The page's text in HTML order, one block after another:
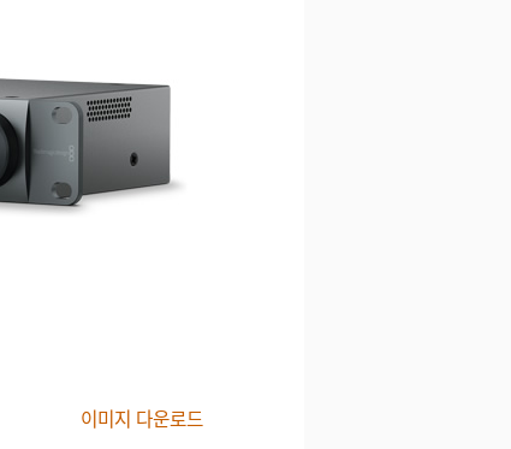
이미지 다운로드